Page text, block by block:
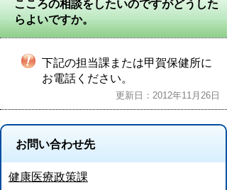
こころの相談をしたいのですがどうした
らよいですか。
下記の担当課または甲賀保健所に
お電話ください。
更新日：2012年11月26日
お問い合わせ先
健康医療政策課